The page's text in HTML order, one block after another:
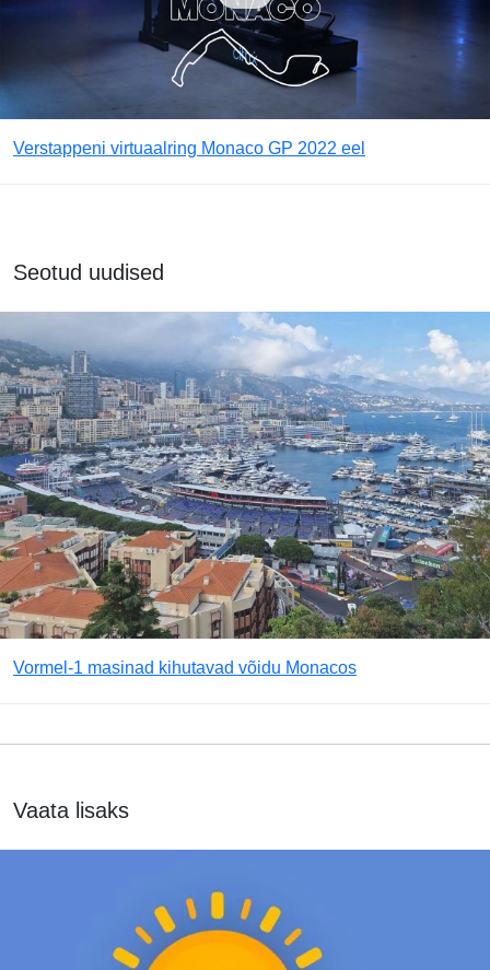
Verstappeni virtuaalring Monaco GP 2022 eel
Seotud uudised
Vormel-1 masinad kihutavad võidu Monacos
Vaata lisaks